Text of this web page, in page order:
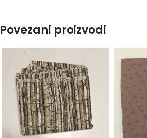
Povezani proizvodi